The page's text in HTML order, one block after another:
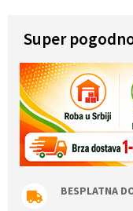
Super
BESPLATNA